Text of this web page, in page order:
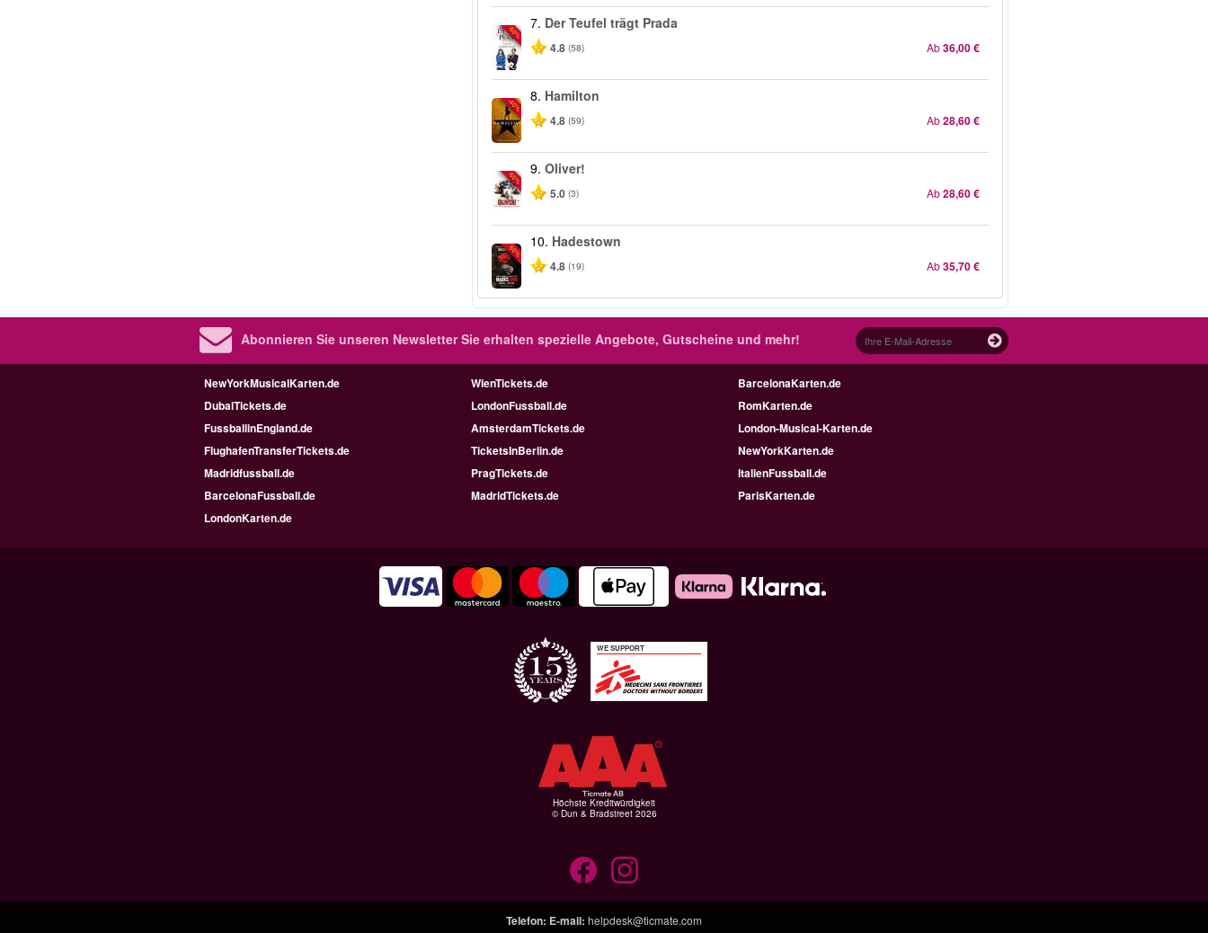
-50%
7. Der Teufel trägt Prada
4.8 (58) Ab36,00 €
-40%
8. Hamilton
4.8 (59) Ab28,60 €
-50%
9.Oliver!
5.0 (3) Ab28,60 €
-50%
10. Hadestown
4.8 (19) Ab35,70 €
Abonnieren Sie unseren NewsletterSie erhalten spezielle Angebote, Gutscheine und mehr!
NewYorkMusicalKarten.de WienTickets.de
BarcelonaKarten.de
DubaiTickets.de
LondonFussball.de
RomKarten.de
FussballinEngland.de
AmsterdamTickets.de
London-Musical-Karten.de
FlughafenTransferTickets.de
TicketsInBerlin.de
NewYorkKarten.de
Madridfussball.de
PragTickets.de
ItalienFussball.de
BarcelonaFussball.de
MadridTickets.de
ParisKarten.de
LondonKarten.de
WE SUPPORT
Höchste Kreditwürdigkeit
© Dun & Bradstreet 2026
Telefon: E-mail: helpdesk@ticmate.com